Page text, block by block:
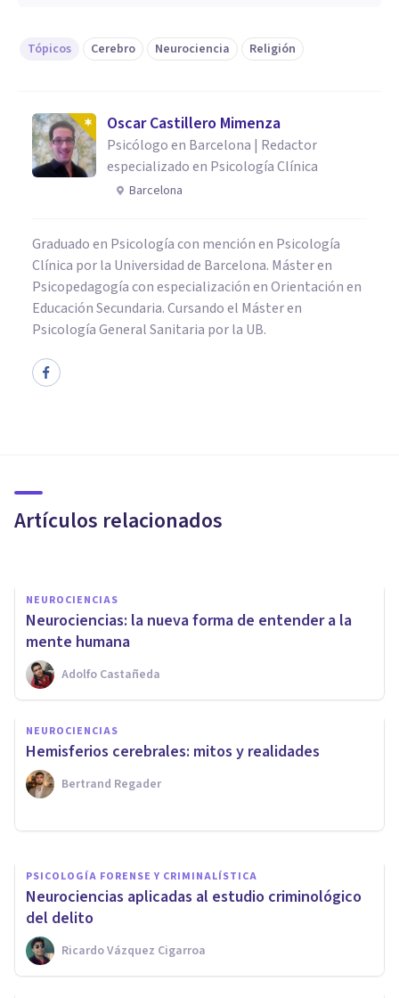
Tópicos Cerebro Neurociencia Religión
Oscar Castillero Mimenza
Psicólogo en Barcelona | Redactor
especializado en Psicología Clínica
Barcelona
Graduado en Psicología con mención en Psicología
Clínica por la Universidad de Barcelona. Máster en
Psicopedagogía con especialización en Orientación en
Educación Secundaria. Cursando el Máster en
Psicología General Sanitaria por la UB.
Artículos relacionados
evolución de las especies
NEUROCIENCIAS
Neurociencias: la nueva forma de entender a la
mente humana
Adolfo Castañeda
NEUROCIENCIAS
Hemisferios cerebrales: mitos y realidades
Bertrand Regader
CULTURA
13 libros de Neurociencias
para principiantes (muy
recomendables)
PSICOLOGÍA FORENSE Y CRIMINALÍSTICA
​Neurociencias aplicadas al estudio criminológico
del delito
Ricardo Vázquez Cigarroa